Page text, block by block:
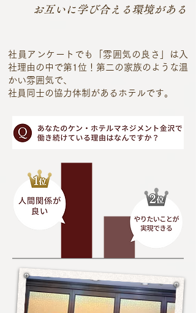
お互いに学び合える環境がある
社員アンケートでも「雰囲気の良さ」は入
社理由の中で第1位！第二の家族のような温
かい雰囲気で、
社員同士の協力体制があるホテルです。